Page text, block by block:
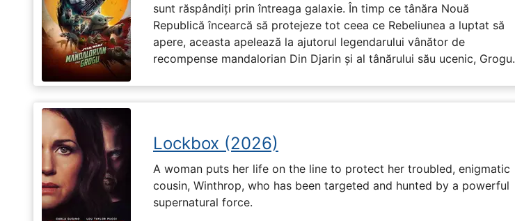
sunt răspândiți prin întreaga galaxie. În timp ce tânăra Nouă
Republică încearcă să protejeze tot ceea ce Rebeliunea a luptat să
apere, aceasta apelează la ajutorul legendarului vânător de
recompense mandalorian Din Djarin și al tânărului său ucenic, Grogu.
Lockbox (2026)
A woman puts her life on the line to protect her troubled, enigmatic
cousin, Winthrop, who has been targeted and hunted by a powerful
supernatural force.